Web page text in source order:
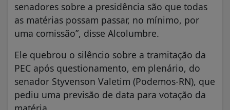
senadores sobre a presidência são que todas
as matérias possam passar, no mínimo, por
uma comissão”, disse Alcolumbre.
Ele quebrou o silêncio sobre a tramitação da
PEC após questionamento, em plenário, do
senador Styvenson Valetim (Podemos-RN), que
pediu uma previsão de data para votação da